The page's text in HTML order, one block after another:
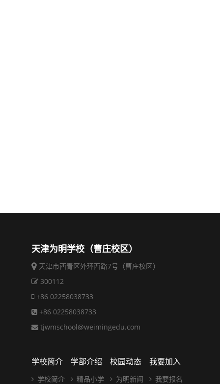
天津为明学校（曹庄校区）
天津市西青区外环西路7号（曹庄校区）
300112
+86 02258038733
+86 02258038733
tjwmschool@weimingedu.com
学校简介
学校简介
学部介绍
精品小学
校园动态
为明新闻
我要加入
我要报名